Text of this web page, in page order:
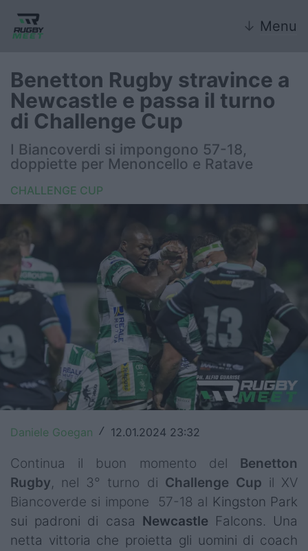
↓ Menu
Nazionale
Nazionali giovanili
Rugby Sevens
FIR
6 Nazioni
United Rugby Championship
Top14
Premiership
Champions Cup
Rugby World Cup
Super Rugby
Rugby in TV
Benetton Rugby stravince a
Newcastle e passa il turno
di Challenge Cup
I Biancoverdi si impongono 57-18,
doppiette per Menoncello e Ratave
CHALLENGE CUP
Daniele Goegan / 12.01.2024 23:32
Continua il buon momento del Benetton
Rugby, nel 3° turno di Challenge Cup il XV
Biancoverde si impone 57-18 al Kingston Park
sui padroni di casa Newcastle Falcons. Una
netta vittoria che proietta gli uomini di coach